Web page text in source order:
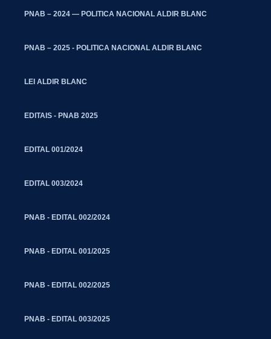
PNAB – 2024 — POLITICA NACIONAL ALDIR BLANC
PNAB – 2025 - POLITICA NACIONAL ALDIR BLANC
LEI ALDIR BLANC
EDITAIS - PNAB 2025
EDITAL 001/2024
EDITAL 003/2024
PNAB - EDITAL 002/2024
PNAB - EDITAL 001/2025
PNAB - EDITAL 002/2025
PNAB - EDITAL 003/2025